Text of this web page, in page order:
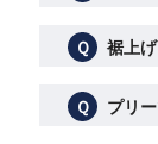
Ｑ 裾上
Ｑ プリ